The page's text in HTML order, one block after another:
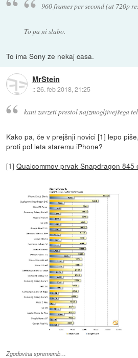
960 frames per second (at 720p
To pa ni slabo.
To ima Sony ze nekaj casa.
MrStein
::26. feb 2018, 21:25
kani zavzeti prestol najzmogljivejšega
Kako pa, če v prejšnji novici [1] lepo
proti pol leta staremu iPhone?
[1]Qualcommov prvak Snapdragon 845
Zgodovina sprememb…